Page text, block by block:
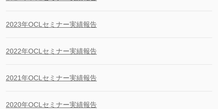
2023年OCLセミナー実績報告
2022年OCLセミナー実績報告
2021年OCLセミナー実績報告
2020年OCLセミナー実績報告